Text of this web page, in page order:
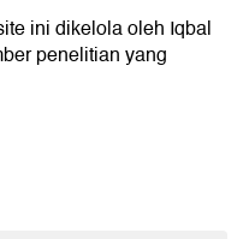
ini dikelola oleh Iqbal
penelitian yang